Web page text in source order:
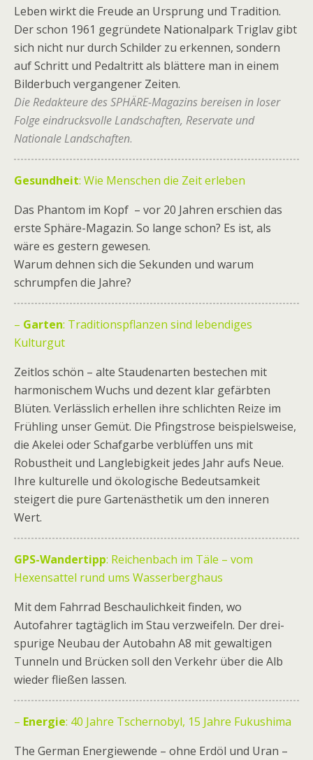
Leben wirkt die Freude an Ursprung und Tradition.
Der schon 1961 gegründete Nationalpark Triglav gibt
sich nicht nur durch Schilder zu erkennen, sondern
auf Schritt und Pedaltritt als blättere man in einem
Bilderbuch vergangener Zeiten.
Die Redakteure des SPHÄRE-Magazins bereisen in loser
Folge eindrucksvolle Landschaften, Reservate und
Nationale Landschaften.
Gesundheit: Wie Menschen die Zeit erleben
Das Phantom im Kopf – vor 20 Jahren erschien das
erste Sphäre-Magazin. So lange schon? Es ist, als
wäre es gestern gewesen.
Warum dehnen sich die Sekunden und warum
schrumpfen die Jahre?
– Garten: Traditionspflanzen sind lebendiges
Kulturgut
Zeitlos schön – alte Staudenarten bestechen mit
harmonischem Wuchs und dezent klar gefärbten
Blüten. Verlässlich erhellen ihre schlichten Reize im
Frühling unser Gemüt. Die Pfingstrose beispielsweise,
die Akelei oder Schafgarbe verblüffen uns mit
Robustheit und Langlebigkeit jedes Jahr aufs Neue.
Ihre kulturelle und ökologische Bedeutsamkeit
steigert die pure Gartenästhetik um den inneren
Wert.
GPS-Wandertipp: Reichenbach im Täle – vom
Hexensattel rund ums Wasserberghaus
Mit dem Fahrrad Beschaulichkeit finden, wo
Autofahrer tagtäglich im Stau verzweifeln. Der drei­
spurige Neubau der Autobahn A8 mit gewaltigen
Tunneln und Brücken soll den Verkehr über die Alb
wieder fließen lassen.
– Energie: 40 Jahre Tschernobyl, 15 Jahre Fukushima
The German Energiewende – ohne Erdöl und Uran –